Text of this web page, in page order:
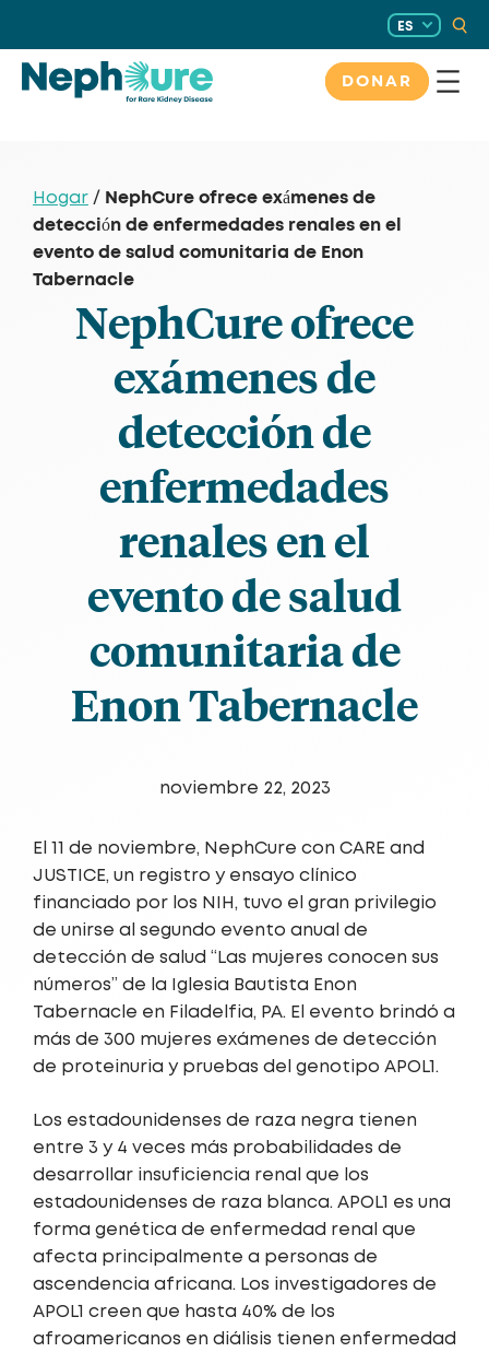
contenido
ES
DONAR
Hogar / NephCure ofrece exámenes de
detección de enfermedades renales en el
evento de salud comunitaria de Enon
Tabernacle
NephCure ofrece
exámenes de
detección de
enfermedades
renales en el
evento de salud
comunitaria de
Enon Tabernacle
noviembre 22, 2023
El 11 de noviembre, NephCure con CARE and
JUSTICE, un registro y ensayo clínico
financiado por los NIH, tuvo el gran privilegio
de unirse al segundo evento anual de
detección de salud “Las mujeres conocen sus
números” de la Iglesia Bautista Enon
Tabernacle en Filadelfia, PA. El evento brindó a
más de 300 mujeres exámenes de detección
de proteinuria y pruebas del genotipo APOL1.
Los estadounidenses de raza negra tienen
entre 3 y 4 veces más probabilidades de
desarrollar insuficiencia renal que los
estadounidenses de raza blanca. APOL1 es una
forma genética de enfermedad renal que
afecta principalmente a personas de
ascendencia africana. Los investigadores de
APOL1 creen que hasta 40% de los
afroamericanos en diálisis tienen enfermedad